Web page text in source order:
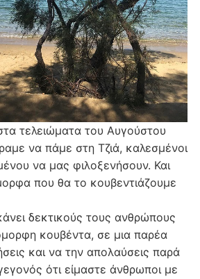
τελειώματα του Αυγούστου
να πάμε στη Τζιά, καλεσμένοι
να μας φιλοξενήσουν. Και
που θα το κουβεντιάζουμε
δεκτικούς τους ανθρώπους
κουβέντα, σε μια παρέα
και να την απολαύσεις παρά
ότι είμαστε άνθρωποι με